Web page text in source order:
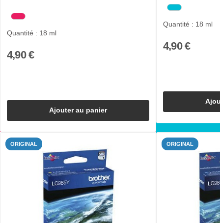
Quantité : 18 ml
4,90 €
Ajouter au panier
Quantité : 18 ml
4,90 €
ORIGINAL ORIGINAL